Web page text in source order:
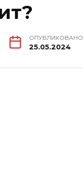
ОПУБЛИКОВАНО
25.05.2024